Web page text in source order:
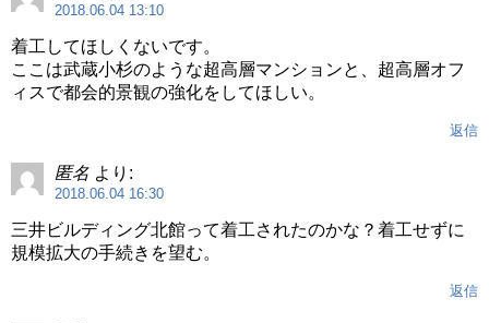
2018.06.04 13:10
着工してほしくないです。
ここは武蔵小杉のような超高層マンションと、超高層オフ
ィスで都会的景観の強化をしてほしい。
返信
匿名 より:
2018.06.04 16:30
三井ビルディング北館って着工されたのかな？着工せずに
規模拡大の手続きを望む。
返信